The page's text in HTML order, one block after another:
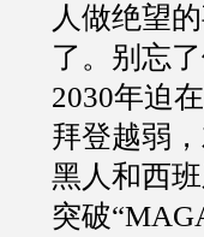
人做绝望
了。别忘
2030年迫在
拜登越弱
黑人和西
突破